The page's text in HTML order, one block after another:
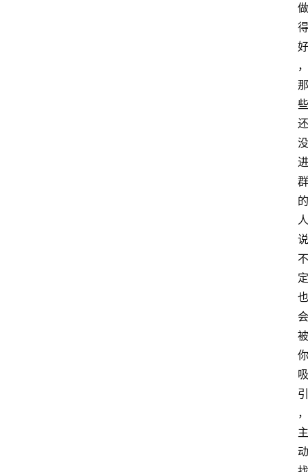
做
得
好
，
那
些
还
没
进
群
的
人
说
不
定
也
会
被
你
吸
引
，
主
动